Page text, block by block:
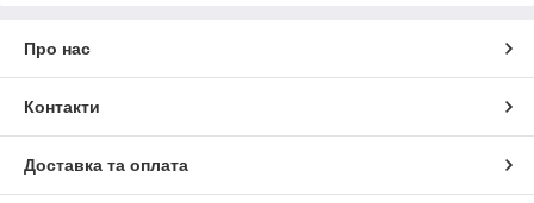
Про нас
Контакти
Доставка та оплата